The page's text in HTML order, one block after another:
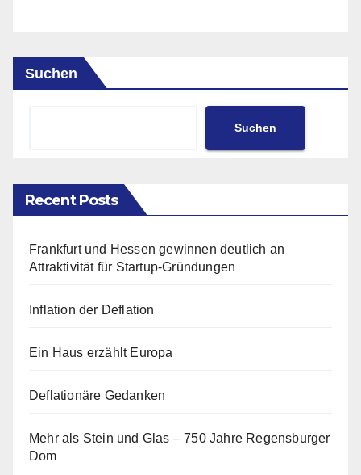
Suchen
Suchen
Recent Posts
Frankfurt und Hessen gewinnen deutlich an
Attraktivität für Startup-Gründungen
Inflation der Deflation
Ein Haus erzählt Europa
Deflationäre Gedanken
Mehr als Stein und Glas – 750 Jahre Regensburger
Dom